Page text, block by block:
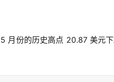
月份的历史高点 20.87 美元